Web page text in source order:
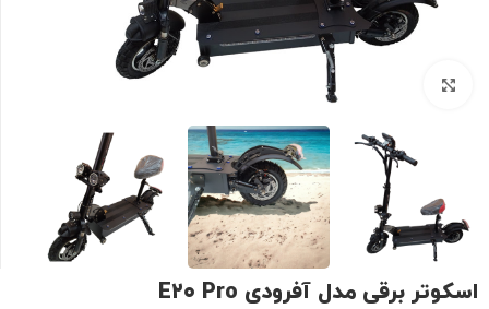
بزرگنمایی تصویر
اسکوتر برقی مدل آفرودی E۲۰ Pro